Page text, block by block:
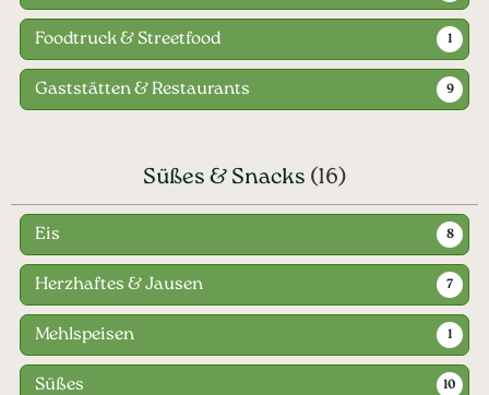
Foodtruck & Streetfood 1
Gaststätten & Restaurants 9
Süßes & Snacks (16)
Eis 8
Herzhaftes & Jausen 7
Mehlspeisen 1
Süßes 10